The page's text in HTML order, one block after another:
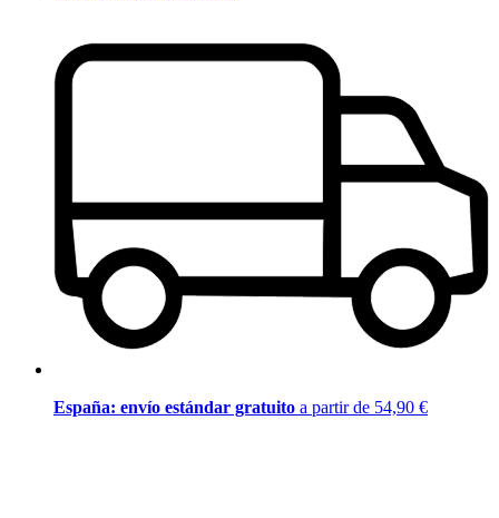
España: envío estándar gratuito a partir de 54,90 €